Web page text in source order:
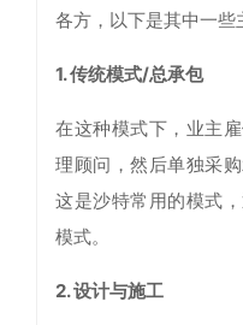
各方，以下是其中一些
1. 传统模式/总承包
在这种模式下，业主
理顾问，然后单独采
这是沙特常用的模式
模式。
2. 设计与施工